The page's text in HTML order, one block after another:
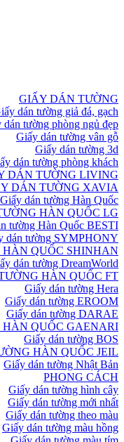
GIẤY DÁN TƯỜNG
dán tường giả đá, gạch
dán tường phòng ngủ đẹp
Giấy dán tường vân gỗ
Giấy dán tường 3d
dán tường phòng khách
DÁN TƯỜNG LIVING
DÁN TƯỜNG XAVIA
Giấy dán tường Hàn Quốc
HÀN QUỐC LG
tường Hàn Quốc BESTI
dán tường SYMPHONY
QUỐC SHINHAN
dán tường DreamWorld
HÀN QUỐC FT
Giấy dán tường Hera
Giấy dán tường EROOM
Giấy dán tường DARAE
QUỐC GAENARI
Giấy dán tường BOS
HÀN QUỐC JEIL
Giấy dán tường Nhật Bản
PHONG CÁCH
Giấy dán tường hình cây
Giấy dán tường mới nhất
Giấy dán tường theo màu
Giấy dán tường màu hồng